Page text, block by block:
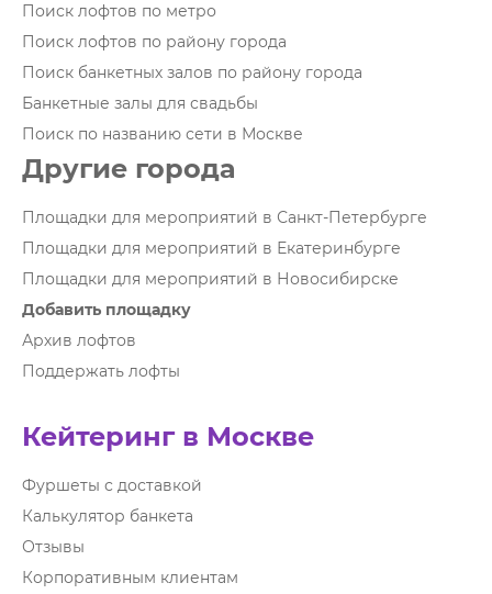
Поиск лофтов по метро
Поиск лофтов по району города
Поиск банкетных залов по району города
Банкетные залы для свадьбы
Поиск по названию сети в Москве
Другие города
Площадки для мероприятий в Санкт-Петербурге
Площадки для мероприятий в Екатеринбурге
Площадки для мероприятий в Новосибирске
Добавить площадку
Архив лофтов
Поддержать лофты
Кейтеринг в Москве
Фуршеты с доставкой
Калькулятор банкета
Отзывы
Корпоративным клиентам